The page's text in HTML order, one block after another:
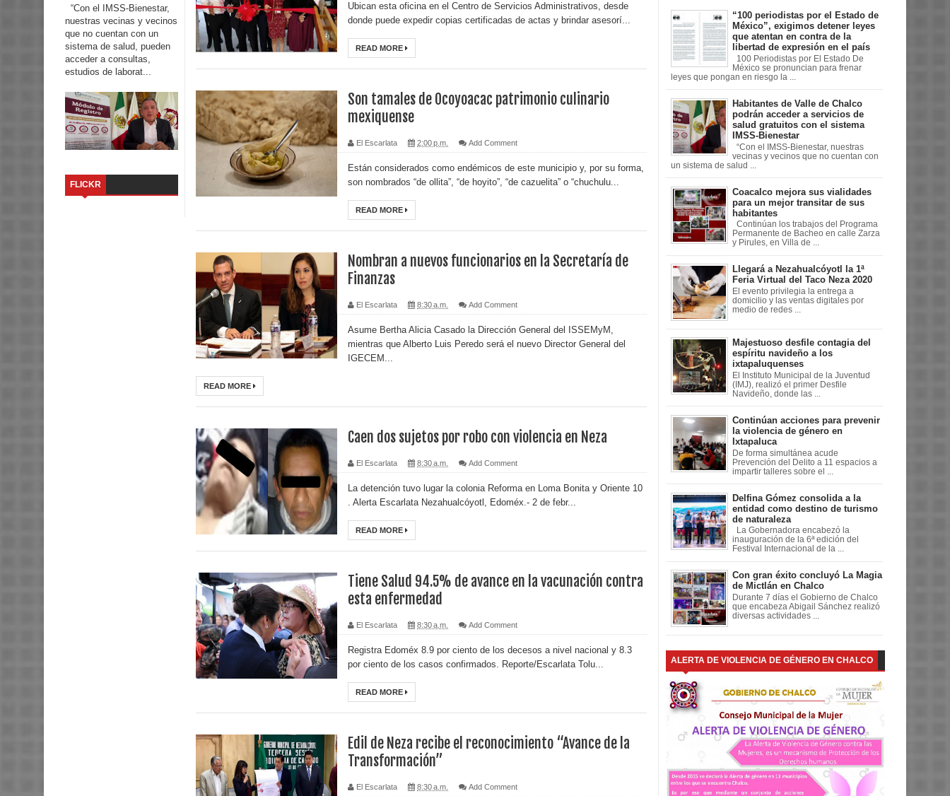
“Con el IMSS-Bienestar,
nuestras vecinas y vecinos
que no cuentan con un
sistema de salud, pueden
acceder a consultas,
estudios de laborat...
FLICKR
Ubican esta oficina en el Centro de Servicios Administrativos, desde
donde puede expedir copias certificadas de actas y brindar asesorí...
READ MORE
Son tamales de Ocoyoacac patrimonio culinario
mexiquense
El Escarlata 2:00 p.m. Add Comment
Están considerados como endémicos de este municipio y, por su forma,
son nombrados “de ollita”, “de hoyito”, “de cazuelita” o “chuchulu...
READ MORE
Nombran a nuevos funcionarios en la Secretaría de
Finanzas
El Escarlata 8:30 a.m. Add Comment
Asume Bertha Alicia Casado la Dirección General del ISSEMyM,
mientras que Alberto Luis Peredo será el nuevo Director General del
IGECEM...
READ MORE
Caen dos sujetos por robo con violencia en Neza
El Escarlata 8:30 a.m. Add Comment
La detención tuvo lugar la colonia Reforma en Loma Bonita y Oriente 10
. Alerta Escarlata Nezahualcóyotl, Edoméx.- 2 de febr...
READ MORE
Tiene Salud 94.5% de avance en la vacunación contra
esta enfermedad
El Escarlata 8:30 a.m. Add Comment
Registra Edoméx 8.9 por ciento de los decesos a nivel nacional y 8.3
por ciento de los casos confirmados. Reporte/Escarlata Tolu...
READ MORE
Edil de Neza recibe el reconocimiento “Avance de la
Transformación”
El Escarlata 8:30 a.m. Add Comment
“100 periodistas por el Estado de
México”, exigimos detener leyes
que atentan en contra de la
libertad de expresión en el país
100 Periodistas por El Estado De
México se pronuncian para frenar
leyes que pongan en riesgo la ...
Habitantes de Valle de Chalco
podrán acceder a servicios de
salud gratuitos con el sistema
IMSS-Bienestar
“Con el IMSS-Bienestar, nuestras
vecinas y vecinos que no cuentan con
un sistema de salud ...
Coacalco mejora sus vialidades
para un mejor transitar de sus
habitantes
Continúan los trabajos del Programa
Permanente de Bacheo en calle Zarza
y Pirules, en Villa de ...
Llegará a Nezahualcóyotl la 1ª
Feria Virtual del Taco Neza 2020
El evento privilegia la entrega a
domicilio y las ventas digitales por
medio de redes ...
Majestuoso desfile contagia del
espíritu navideño a los
ixtapaluquenses
El Instituto Municipal de la Juventud
(IMJ), realizó el primer Desfile
Navideño, donde las ...
Continúan acciones para prevenir
la violencia de género en
Ixtapaluca
De forma simultánea acude
Prevención del Delito a 11 espacios a
impartir talleres sobre el ...
Delfina Gómez consolida a la
entidad como destino de turismo
de naturaleza
La Gobernadora encabezó la
inauguración de la 6ª edición del
Festival Internacional de la ...
Con gran éxito concluyó La Magia
de Mictlán en Chalco
Durante 7 días el Gobierno de Chalco
que encabeza Abigail Sánchez realizó
diversas actividades ...
ALERTA DE VIOLENCIA DE GÉNERO EN CHALCO